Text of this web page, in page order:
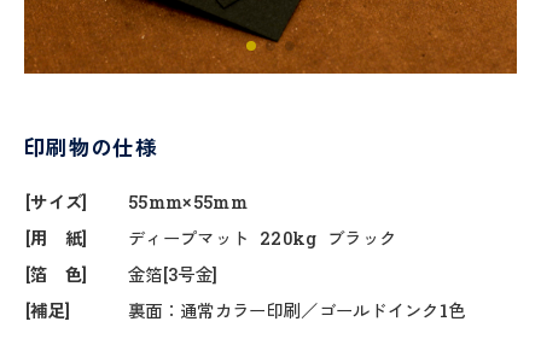
印刷物の仕様
[サイズ]
55mm×55mm
[用 紙]
ディープマット 220kg ブラック
[箔 色]
金箔[3号金]
[補足]
裏面：通常カラー印刷／ゴールドインク1色